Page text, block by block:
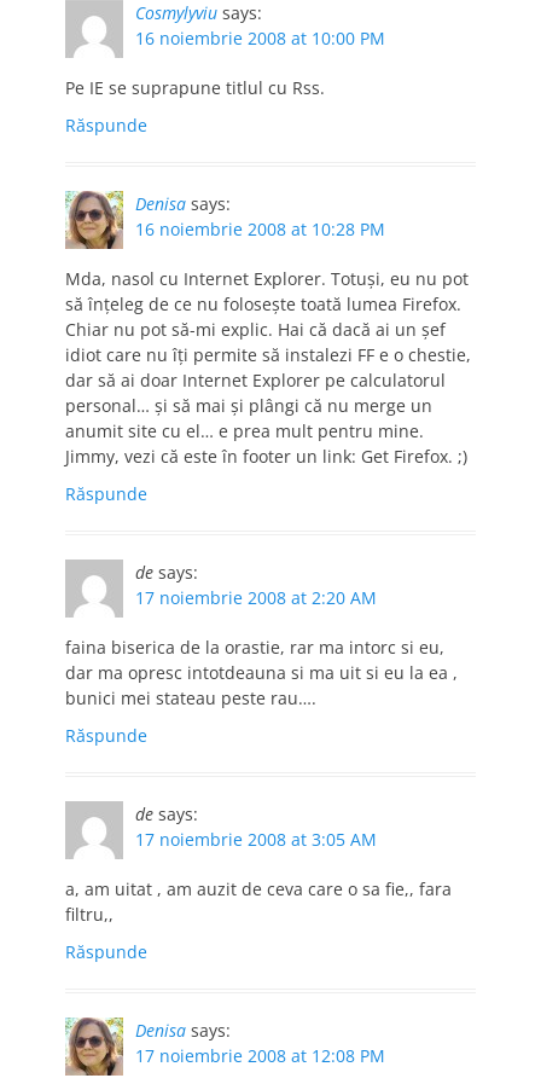
Cosmylyviu says:
16 noiembrie 2008 at 10:00 PM
Pe IE se suprapune titlul cu Rss.
Răspunde
Denisa says:
16 noiembrie 2008 at 10:28 PM
Mda, nasol cu Internet Explorer. Totuşi, eu nu pot
să înţeleg de ce nu foloseşte toată lumea Firefox.
Chiar nu pot să-mi explic. Hai că dacă ai un şef
idiot care nu îţi permite să instalezi FF e o chestie,
dar să ai doar Internet Explorer pe calculatorul
personal… şi să mai şi plângi că nu merge un
anumit site cu el… e prea mult pentru mine.
Jimmy, vezi că este în footer un link: Get Firefox. ;)
Răspunde
de says:
17 noiembrie 2008 at 2:20 AM
faina biserica de la orastie, rar ma intorc si eu,
dar ma opresc intotdeauna si ma uit si eu la ea ,
bunici mei stateau peste rau….
Răspunde
de says:
17 noiembrie 2008 at 3:05 AM
a, am uitat , am auzit de ceva care o sa fie,, fara
filtru,,
Răspunde
Denisa says:
17 noiembrie 2008 at 12:08 PM